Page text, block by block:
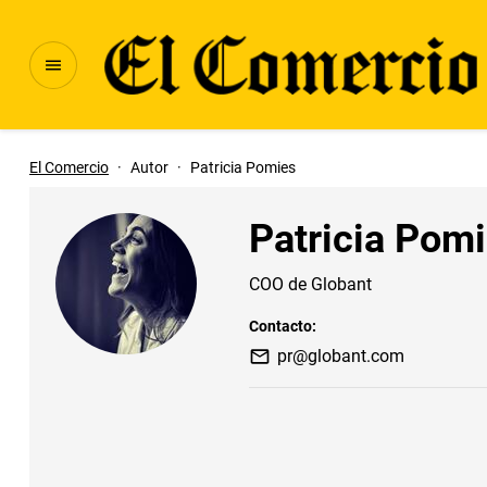
El Comercio · Autor · Patricia Pomies
Patricia
COO de Globant
Contacto:
pr@globant.com